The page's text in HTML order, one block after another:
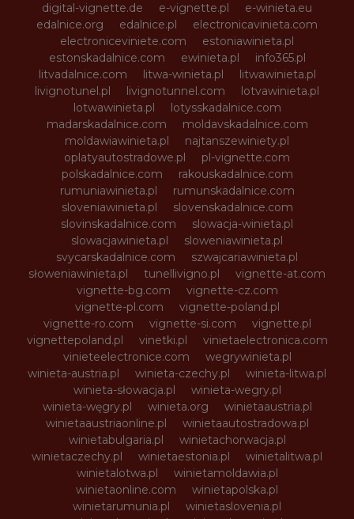
digital-vignette.de
e-vignette.pl
e-winieta.eu
edalnice.org
edalnice.pl
electronicavinieta.com
electroniceviniete.com
estoniawinieta.pl
estonskadalnice.com
ewinieta.pl
info365.pl
litvadalnice.com
litwa-winieta.pl
litwawinieta.pl
livignotunel.pl
livignotunnel.com
lotvawinieta.pl
lotwawinieta.pl
lotysskadalnice.com
madarskadalnice.com
moldavskadalnice.com
moldawiawinieta.pl
najtanszewiniety.pl
oplatyautostradowe.pl
pl-vignette.com
polskadalnice.com
rakouskadalnice.com
rumuniawinieta.pl
rumunskadalnice.com
sloveniawinieta.pl
slovenskadalnice.com
slovinskadalnice.com
slowacja-winieta.pl
slowacjawinieta.pl
sloweniawinieta.pl
svycarskadalnice.com
szwajcariawinieta.pl
słoweniawinieta.pl
tunellivigno.pl
vignette-at.com
vignette-bg.com
vignette-cz.com
vignette-pl.com
vignette-poland.pl
vignette-ro.com
vignette-si.com
vignette.pl
vignettepoland.pl
vinetki.pl
vinietaelectronica.com
vinieteelectronice.com
wegrywinieta.pl
winieta-austria.pl
winieta-czechy.pl
winieta-litwa.pl
winieta-słowacja.pl
winieta-wegry.pl
winieta-węgry.pl
winieta.org
winietaaustria.pl
winietaaustriaonline.pl
winietaautostradowa.pl
winietabulgaria.pl
winietachorwacja.pl
winietaczechy.pl
winietaestonia.pl
winietalitwa.pl
winietalotwa.pl
winietamoldawia.pl
winietaonline.com
winietapolska.pl
winietarumunia.pl
winietaslovenia.pl